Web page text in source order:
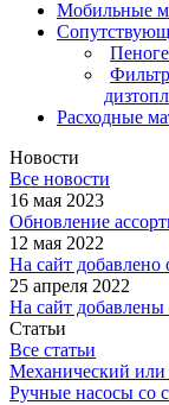
Мобильные
Расходные
Новости
Все новости
16 мая 2023
Обновление
12 мая 2022
На сайт добавлено
25 апреля 2022
На сайт
Статьи
Все статьи
Механический или
Ручные насосы со